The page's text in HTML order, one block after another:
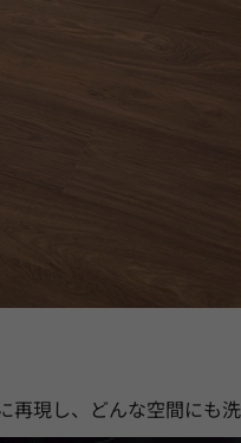
再現し、どんな空間にも洗